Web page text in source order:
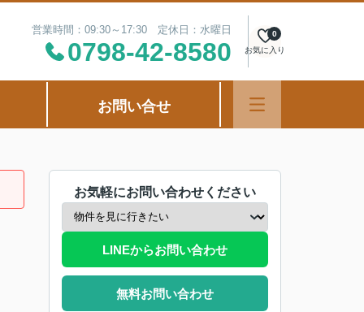
営業時間：09:30～17:30 定休日：水曜日
0798-42-8580 お気に入り
0
お問い合せ
お気軽にお問い合わせください
LINEからお問い合わせ
無料お問い合わせ